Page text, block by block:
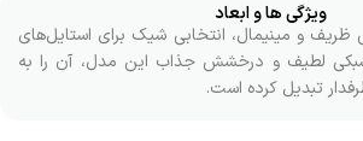
ویژگی ها و ابعاد
ظریف و مینیمال، انتخابی شیک برای استایل‌های
لطیف و درخشش جذاب این مدل، آن را به
تبدیل کرده است.